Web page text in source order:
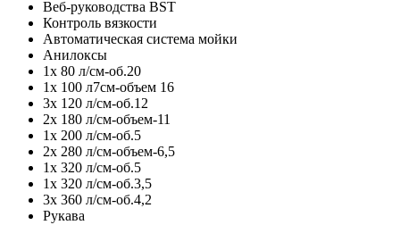
Веб-руководства BST
Контроль вязкости
Автоматическая система мойки
Анилоксы
1x 80 л/см-об.20
1x 100 л7см-объем 16
3x 120 л/см-об.12
2x 180 л/см-объем-11
1x 200 л/см-об.5
2x 280 л/см-объем-6,5
1x 320 л/см-об.5
1x 320 л/см-об.3,5
3x 360 л/см-об.4,2
Рукава